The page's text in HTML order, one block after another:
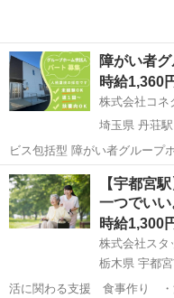
障がい者
時給1,360
株式会社コネ
埼玉県 丹荘駅
ビス包括型 障がい者グルー
08:4…
埼玉 児玉郡 丹荘駅
【宇都宮
一つでい
時給1,300
栃木県 宇都
活に関わる支援 食事作り ・